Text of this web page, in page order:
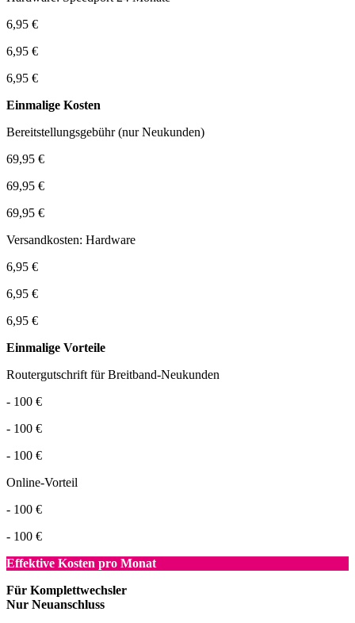
6,95 €
6,95 €
6,95 €
Einmalige Kosten
Bereitstellungsgebühr (nur Neukunden)
69,95 €
69,95 €
69,95 €
Versandkosten: Hardware
6,95 €
6,95 €
6,95 €
Einmalige Vorteile
Routergutschrift für Breitband-Neukunden
- 100 €
- 100 €
- 100 €
Online-Vorteil
- 100 €
- 100 €
Effektive Kosten pro Monat
Für Komplettwechsler
Nur Neuanschluss